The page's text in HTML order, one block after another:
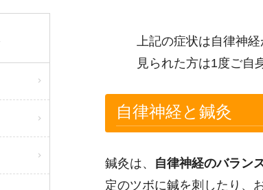
上記の症状は自律神
見られた方は1度ご自
自律神経と鍼灸
鍼灸は、 自律神経のバラン
定のツボに鍼を刺したり、